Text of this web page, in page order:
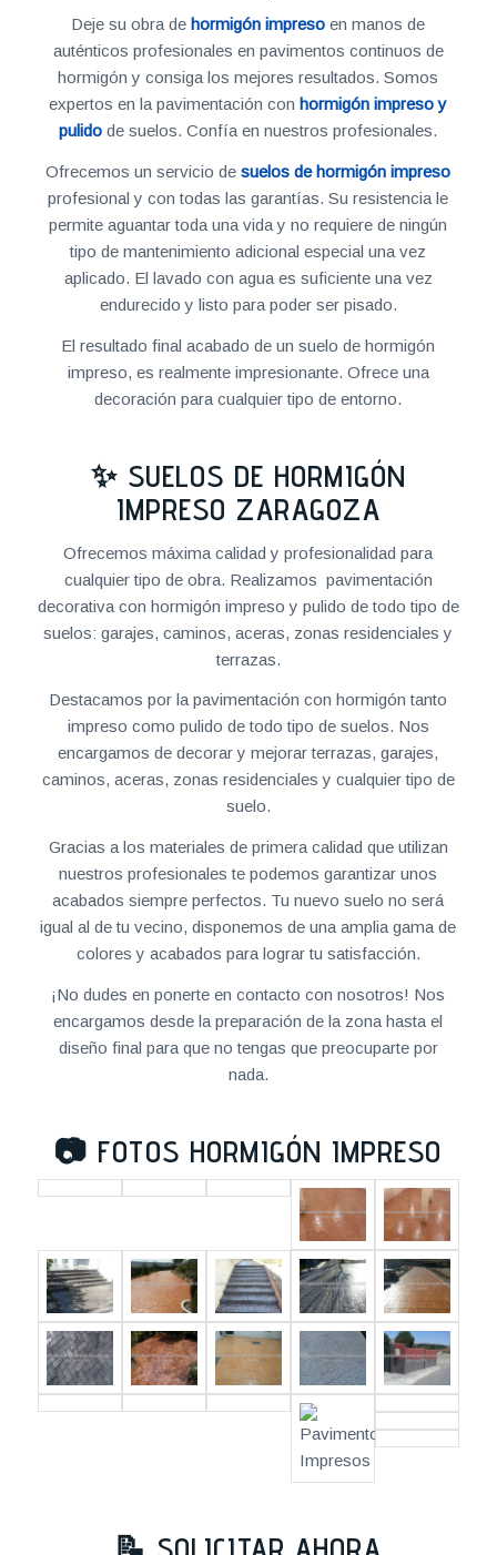
Deje su obra dehormigón impreso en manos de
auténticos profesionales en pavimentos continuos de
hormigón y consiga los mejores resultados. Somos
expertos en la pavimentación conhormigón impreso y
pulido de suelos. Confía en nuestros profesionales.
Ofrecemos un servicio desuelos de hormigón impreso
profesional y con todas las garantías. Su resistencia le
permite aguantar toda una vida y no requiere de ningún
tipo de mantenimiento adicional especial una vez
aplicado. El lavado con agua es suficiente una vez
endurecido y listo para poder ser pisado.
El resultado final acabado de un suelo de hormigón
impreso, es realmente impresionante. Ofrece una
decoración para cualquier tipo de entorno.
✨ SUELOS DE HORMIGÓN
IMPRESO ZARAGOZA
Ofrecemos máxima calidad y profesionalidad para
cualquier tipo de obra. Realizamos pavimentación
decorativa con hormigón impreso y pulido de todo tipo de
suelos: garajes, caminos, aceras, zonas residenciales y
terrazas.
Destacamos por la pavimentación con hormigón tanto
impreso como pulido de todo tipo de suelos. Nos
encargamos de decorar y mejorar terrazas, garajes,
caminos, aceras, zonas residenciales y cualquier tipo de
suelo.
Gracias a los materiales de primera calidad que utilizan
nuestros profesionales te podemos garantizar unos
acabados siempre perfectos. Tu nuevo suelo no será
igual al de tu vecino, disponemos de una amplia gama de
colores y acabados para lograr tu satisfacción.
¡No dudes en ponerte en contacto con nosotros! Nos
encargamos desde la preparación de la zona hasta el
diseño final para que no tengas que preocuparte por
nada.
📷 FOTOS HORMIGÓN IMPRESO
📝 SOLICITAR AHORA